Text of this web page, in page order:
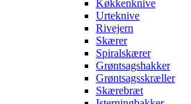
Køkkenknive
Urteknive
Rivejern
Skærer
Spiralskærer
Grøntsagshakker
Grøntsagsskræller
Skærebræt